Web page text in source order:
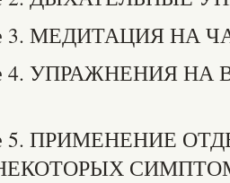
3. МЕДИТАЦИЯ НА
4. УПРАЖНЕНИЯ
5. ПРИМЕНЕНИЕ